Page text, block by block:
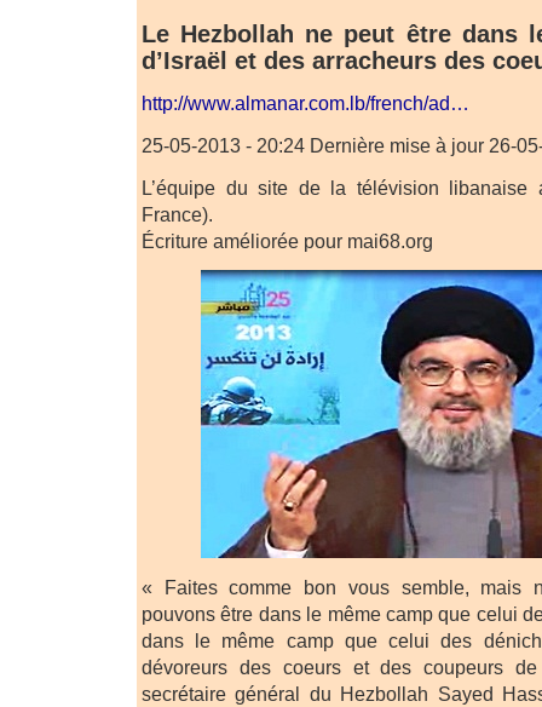
Le Hezbollah ne peut être dans
d’Israël et des arracheurs des
http://www.almanar.com.lb/french/ad…
25-05-2013 - 20:24 Dernière mise à jour 26-
L’équipe du site de la télévision libanaise
France).
Écriture améliorée pour mai68.org
« Faites comme bon vous semble, mais
pouvons être dans le même camp que celui
dans le même camp que celui des
dévoreurs des coeurs et des coupeurs
secrétaire général du Hezbollah Sayed